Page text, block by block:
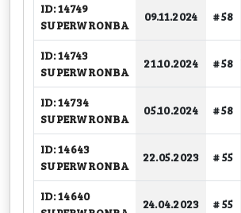
ID: 14749
SUPERWRONBA
09.11.2024 # 58
ID: 14743
SUPERWRONBA
21.10.2024 # 58
ID: 14734
SUPERWRONBA
05.10.2024 # 58
ID: 14643
SUPERWRONBA
22.05.2023 # 55
ID: 14640
24.04.2023 # 55